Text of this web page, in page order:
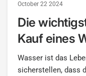
October 22 2024
Die
Kauf eines
Wasser ist das
sicherstellen, dass